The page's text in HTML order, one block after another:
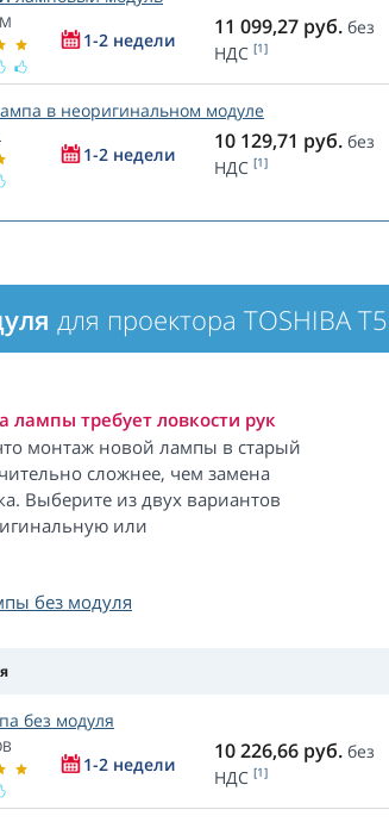
1-2 недели
11 099,27 руб. без
НДС [1]
в неоригинальном модуле
1-2 недели
10 129,71 руб. без
НДС [1]
для проектора TOSHIBA
лампы требует ловкости рук
монтаж новой лампы в старый
сложнее, чем замена
Выберите из двух вариантов
или
без модуля
без модуля
1-2 недели
10 226,66 руб. без
НДС [1]